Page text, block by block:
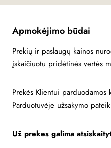
Apmokėjimo būdai
Prekių ir paslaugų kainos
įskaičiuotu pridėtinės vertės
Prekės Klientui
Parduotuvėje užsakymo
Už prekes galima